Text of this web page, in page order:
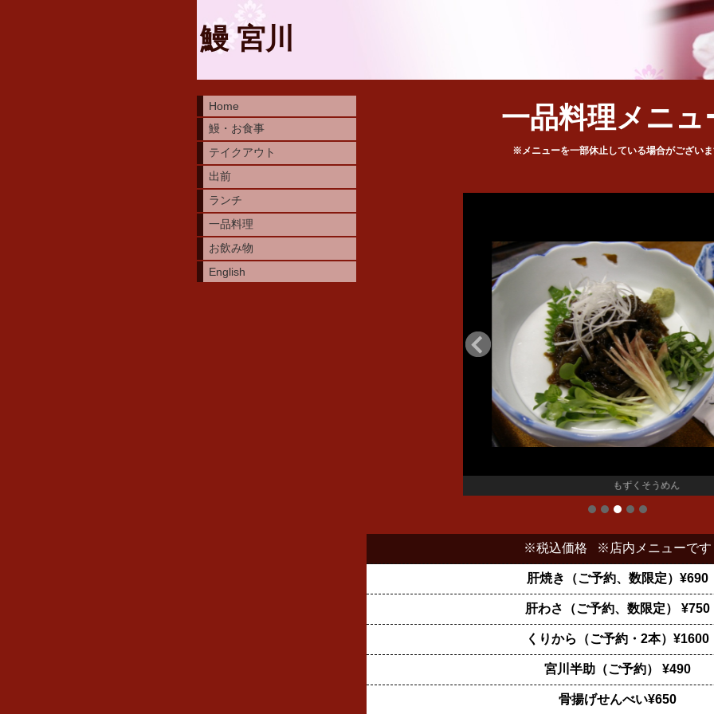
鰻 宮川
一品料理メニュ
※メニューを一部休止している場合がござい
もずくそうめん
※税込価格 ※店内メニューです
肝焼き（ご予約、数限定）¥690
肝わさ（ご予約、数限定） ¥750
くりから（ご予約・2本）¥1600
宮川半助（ご予約） ¥490
骨揚げせんべい¥650
Home
鰻・お食事
テイクアウト
出前
ランチ
一品料理
お飲み物
English